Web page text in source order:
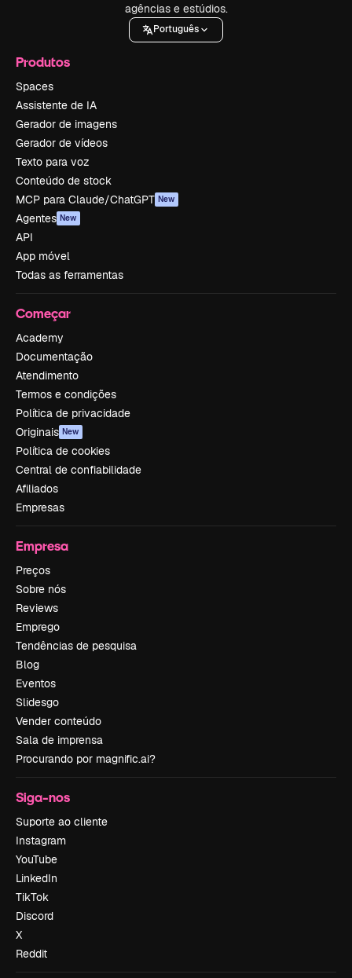
agências e estúdios.
Português
Produtos
Spaces
Assistente de IA
Gerador de imagens
Gerador de vídeos
Texto para voz
Conteúdo de stock
MCP para Claude/ChatGPT New
Agentes New
API
App móvel
Todas as ferramentas
Começar
Academy
Documentação
Atendimento
Termos e condições
Política de privacidade
Originais New
Política de cookies
Central de confiabilidade
Afiliados
Empresas
Empresa
Preços
Sobre nós
Reviews
Emprego
Tendências de pesquisa
Blog
Eventos
Slidesgo
Vender conteúdo
Sala de imprensa
Procurando por magnific.ai?
Siga-nos
Suporte ao cliente
Instagram
YouTube
LinkedIn
TikTok
Discord
X
Reddit